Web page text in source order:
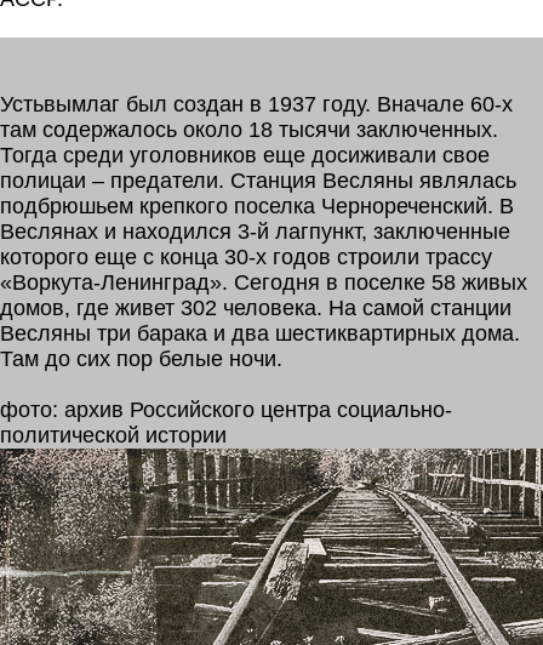
Устьвымлаг был создан в 1937 году. Вначале 60-х
там содержалось около 18 тысячи заключенных.
Тогда среди уголовников еще досиживали свое
полицаи – предатели. Станция Весляны являлась
подбрюшьем крепкого поселка Чернореченский. В
Веслянах и находился 3-й лагпункт, заключенные
которого еще с конца 30-х годов строили трассу
«Воркута-Ленинград». Сегодня в поселке 58 живых
домов, где живет 302 человека. На самой станции
Весляны три барака и два шестиквартирных дома.
Там до сих пор белые ночи.
фото: архив Российского центра социально-
политической истории